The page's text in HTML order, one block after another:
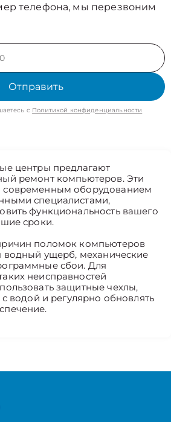
телефона, мы перезвоним
Отправить
с Политикой конфиденциальности
центры предлагают
ремонт компьютеров. Эти
оборудованием
специалистами,
функциональность вашего
сроки.
поломок компьютеров
водный ущерб, механические
сбои. Для
неисправностей
защитные чехлы,
с водой и регулярно обновлять